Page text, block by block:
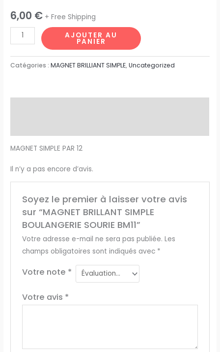
6,00 € + Free Shipping
AJOUTER AU
PANIER
Catégories :MAGNET BRILLIANT SIMPLE,Uncategorized
MAGNET SIMPLE PAR 12
Il n’y a pas encore d’avis.
Soyez le premier à laisser votre avis
sur “MAGNET BRILLANT SIMPLE
BOULANGERIE SOURIE BM11”
Votre adresse e-mail ne sera pas publiée. Les
champs obligatoires sont indiqués avec *
Votre note *
Votre avis *